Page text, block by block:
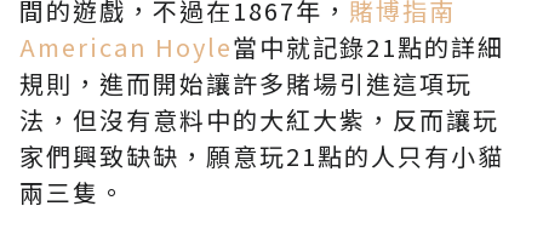
間的遊戲，不過在1867年， 賭博指南
American Hoyle當中就記錄21點的詳細
規則，進而開始讓許多賭場引進這項玩
法，但沒有意料中的大紅大紫，反而讓玩
家們興致缺缺，願意玩21點的人只有小貓
兩三隻。